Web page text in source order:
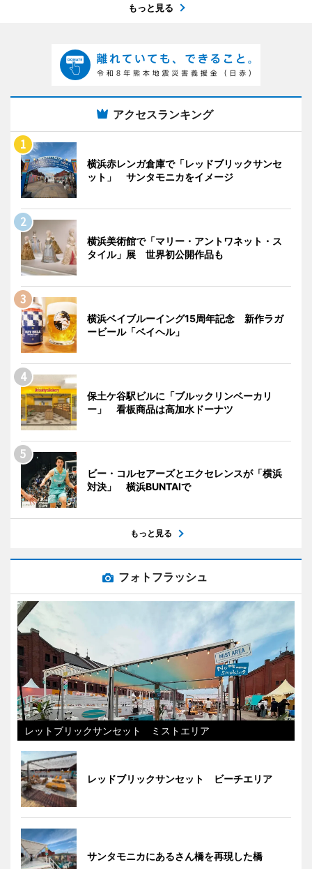
もっと見る
アクセスランキング
横浜赤レンガ倉庫で「レッドブリックサンセ
ット」 サンタモニカをイメージ
横浜美術館で「マリー・アントワネット・ス
タイル」展 世界初公開作品も
横浜ベイブルーイング15周年記念 新作ラガ
ービール「ベイヘル」
保土ケ谷駅ビルに「ブルックリンベーカリ
ー」 看板商品は高加水ドーナツ
ビー・コルセアーズとエクセレンスが「横浜
対決」 横浜BUNTAIで
もっと見る
フォトフラッシュ
レットブリックサンセット ミストエリア
レッドブリックサンセット ビーチエリア
サンタモニカにあるさん橋を再現した橋